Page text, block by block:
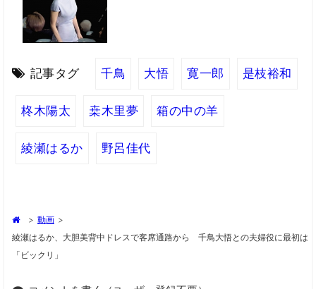
記事タグ 千鳥 大悟 寛一郎 是枝裕和
柊木陽太 桒木里夢 箱の中の羊
綾瀬はるか 野呂佳代
> 動画 >
綾瀬はるか、大胆美背中ドレスで客席通路から 千鳥大悟との夫婦役に最初は
「ビックリ」